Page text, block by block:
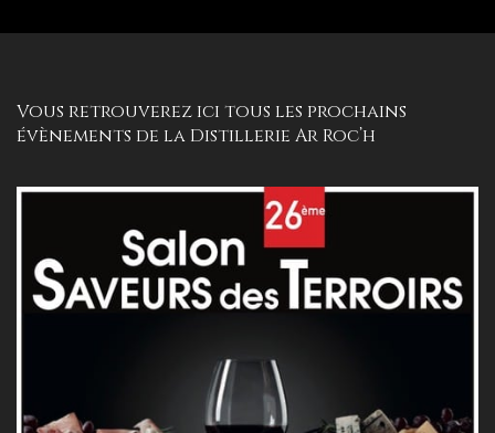
Vous retrouverez ici tous les prochains
évènements de la Distillerie Ar Roc’h